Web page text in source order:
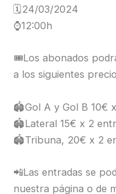
🗓️24/03/2024
⌚️12:00h
🎟️Los abonados
a los siguientes
🏟️Gol A y Gol B 10€
🏟️Lateral 15€ x 2
🏟️Tribuna, 20€ x 2
📲Las entradas se
nuestra página o de